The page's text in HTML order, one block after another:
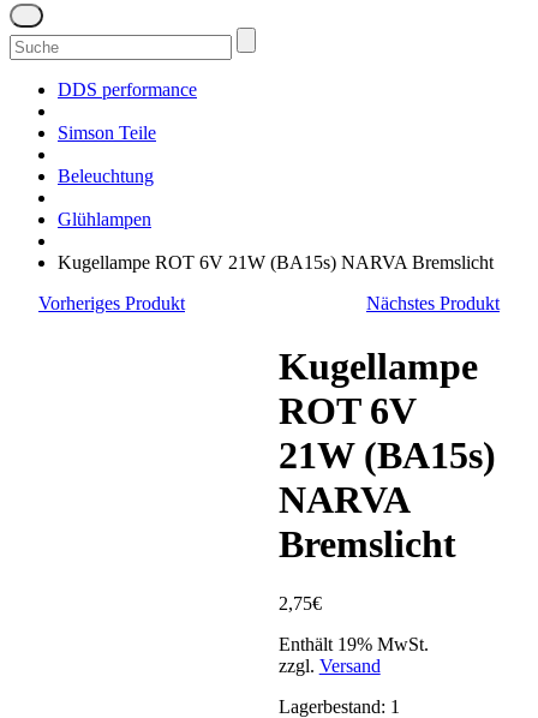
Suchen
nach:
DDS performance
Simson Teile
Beleuchtung
Glühlampen
Kugellampe ROT 6V 21W (BA15s) NARVA Bremslicht
Vorheriges Produkt
Nächstes Produkt
Kugellampe
ROT 6V
21W (BA15s)
NARVA
Bremslicht
2,75€
Enthält 19% MwSt.
zzgl. Versand
Lagerbestand: 1